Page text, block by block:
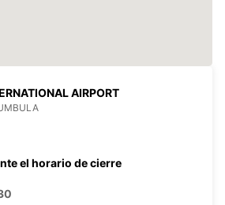
AIRPORT
el horario de cierre